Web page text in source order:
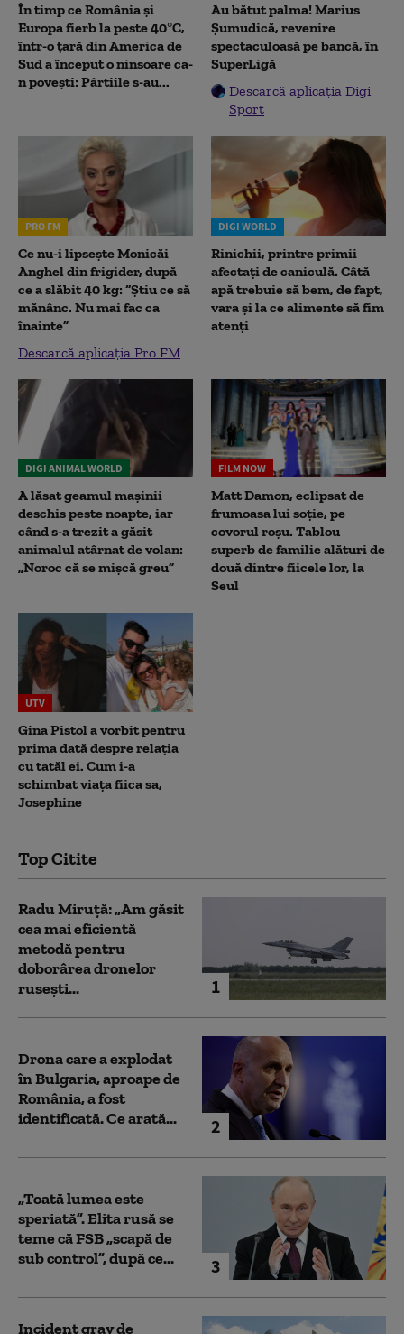
În timp ce România și
Europa fierb la peste 40°C,
într-o țară din America de
Sud a început o ninsoare ca-
n povești: Pârtiile s-au...
Au bătut palma! Marius
Șumudică, revenire
spectaculoasă pe bancă, în
SuperLigă
Descarcă aplicația Digi
Sport
PRO FM
Ce nu-i lipsește Monicăi
Anghel din frigider, după
ce a slăbit 40 kg: “Știu ce să
mănânc. Nu mai fac ca
înainte”
Descarcă aplicația Pro FM
DIGI WORLD
Rinichii, printre primii
afectați de caniculă. Câtă
apă trebuie să bem, de fapt,
vara și la ce alimente să fim
atenți
DIGI ANIMAL WORLD
A lăsat geamul mașinii
deschis peste noapte, iar
când s-a trezit a găsit
animalul atârnat de volan:
„Noroc că se mișcă greu”
FILM NOW
Matt Damon, eclipsat de
frumoasa lui soție, pe
covorul roșu. Tablou
superb de familie alături de
două dintre fiicele lor, la
Seul
UTV
Gina Pistol a vorbit pentru
prima dată despre relația
cu tatăl ei. Cum i-a
schimbat viața fiica sa,
Josephine
Top Citite
1
Radu Miruță: „Am găsit
cea mai eficientă
metodă pentru
doborârea dronelor
rusești...
2
Drona care a explodat
în Bulgaria, aproape de
România, a fost
identificată. Ce arată...
3
„Toată lumea este
speriată”. Elita rusă se
teme că FSB „scapă de
sub control”, după ce...
Incident grav de